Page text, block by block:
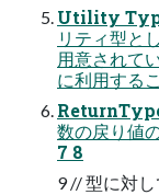
Utility
リティ型
用意されて
に利用する
数の戻り値
7 8
9 // 型に対し